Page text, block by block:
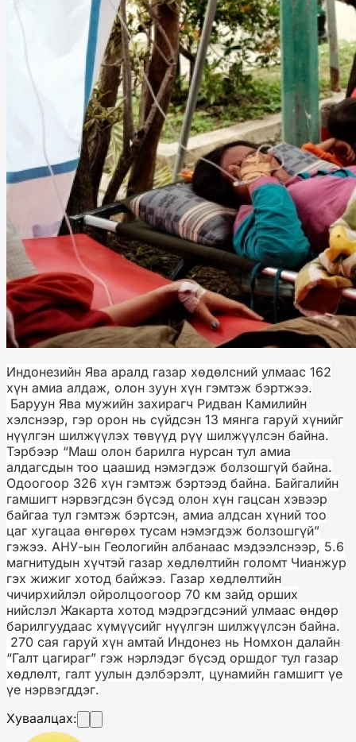
Индонезийн Ява аралд газар хөдөлсний улмаас 162
хүн амиа алдаж, олон зуун хүн гэмтэж бэртжээ.
Баруун Ява мужийн захирагч Ридван Камилийн
хэлснээр, гэр орон нь сүйдсэн 13 мянга гаруй хүнийг
нүүлгэн шилжүүлэх төвүүд рүү шилжүүлсэн байна.
Тэрбээр “Маш олон барилга нурсан тул амиа
алдагсдын тоо цаашид нэмэгдэж болзошгүй байна.
Одоогоор 326 хүн гэмтэж бэртээд байна. Байгалийн
гамшигт нэрвэгдсэн бүсэд олон хүн гацсан хэвээр
байгаа тул гэмтэж бэртсэн, амиа алдсан хүний тоо
цаг хугацаа өнгөрөх тусам нэмэгдэж болзошгүй”
гэжээ. АНУ-ын Геологийн албанаас мэдээлснээр, 5.6
магнитудын хүчтэй газар хөдлөлтийн голомт Чианжур
гэх жижиг хотод байжээ. Газар хөдлөлтийн
чичирхийлэл ойролцоогоор 70 км зайд орших
нийслэл Жакарта хотод мэдрэгдсэний улмаас өндөр
барилгуудаас хүмүүсийг нүүлгэн шилжүүлсэн байна.
270 сая гаруй хүн амтай Индонез нь Номхон далайн
“Галт цагираг” гэж нэрлэдэг бүсэд оршдог тул газар
хөдлөлт, галт уулын дэлбэрэлт, цунамийн гамшигт үе
үе нэрвэгддэг.
Хуваалцах: